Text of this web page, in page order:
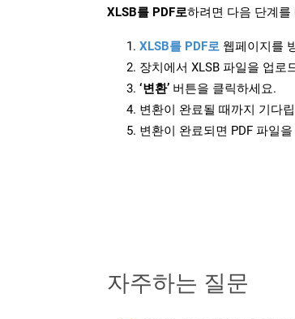
XLSB를 PDF로하려면 다음 단계를
XLSB를 PDF로 웹페이지를
장치에서 XLSB 파일을 업로
‘변환’ 버튼을 클릭하세요.
변환이 완료될 때까지 기다
변환이 완료되면 PDF 파일
자주하는 질문